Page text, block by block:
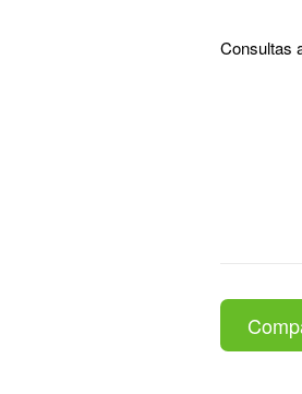
Consultas